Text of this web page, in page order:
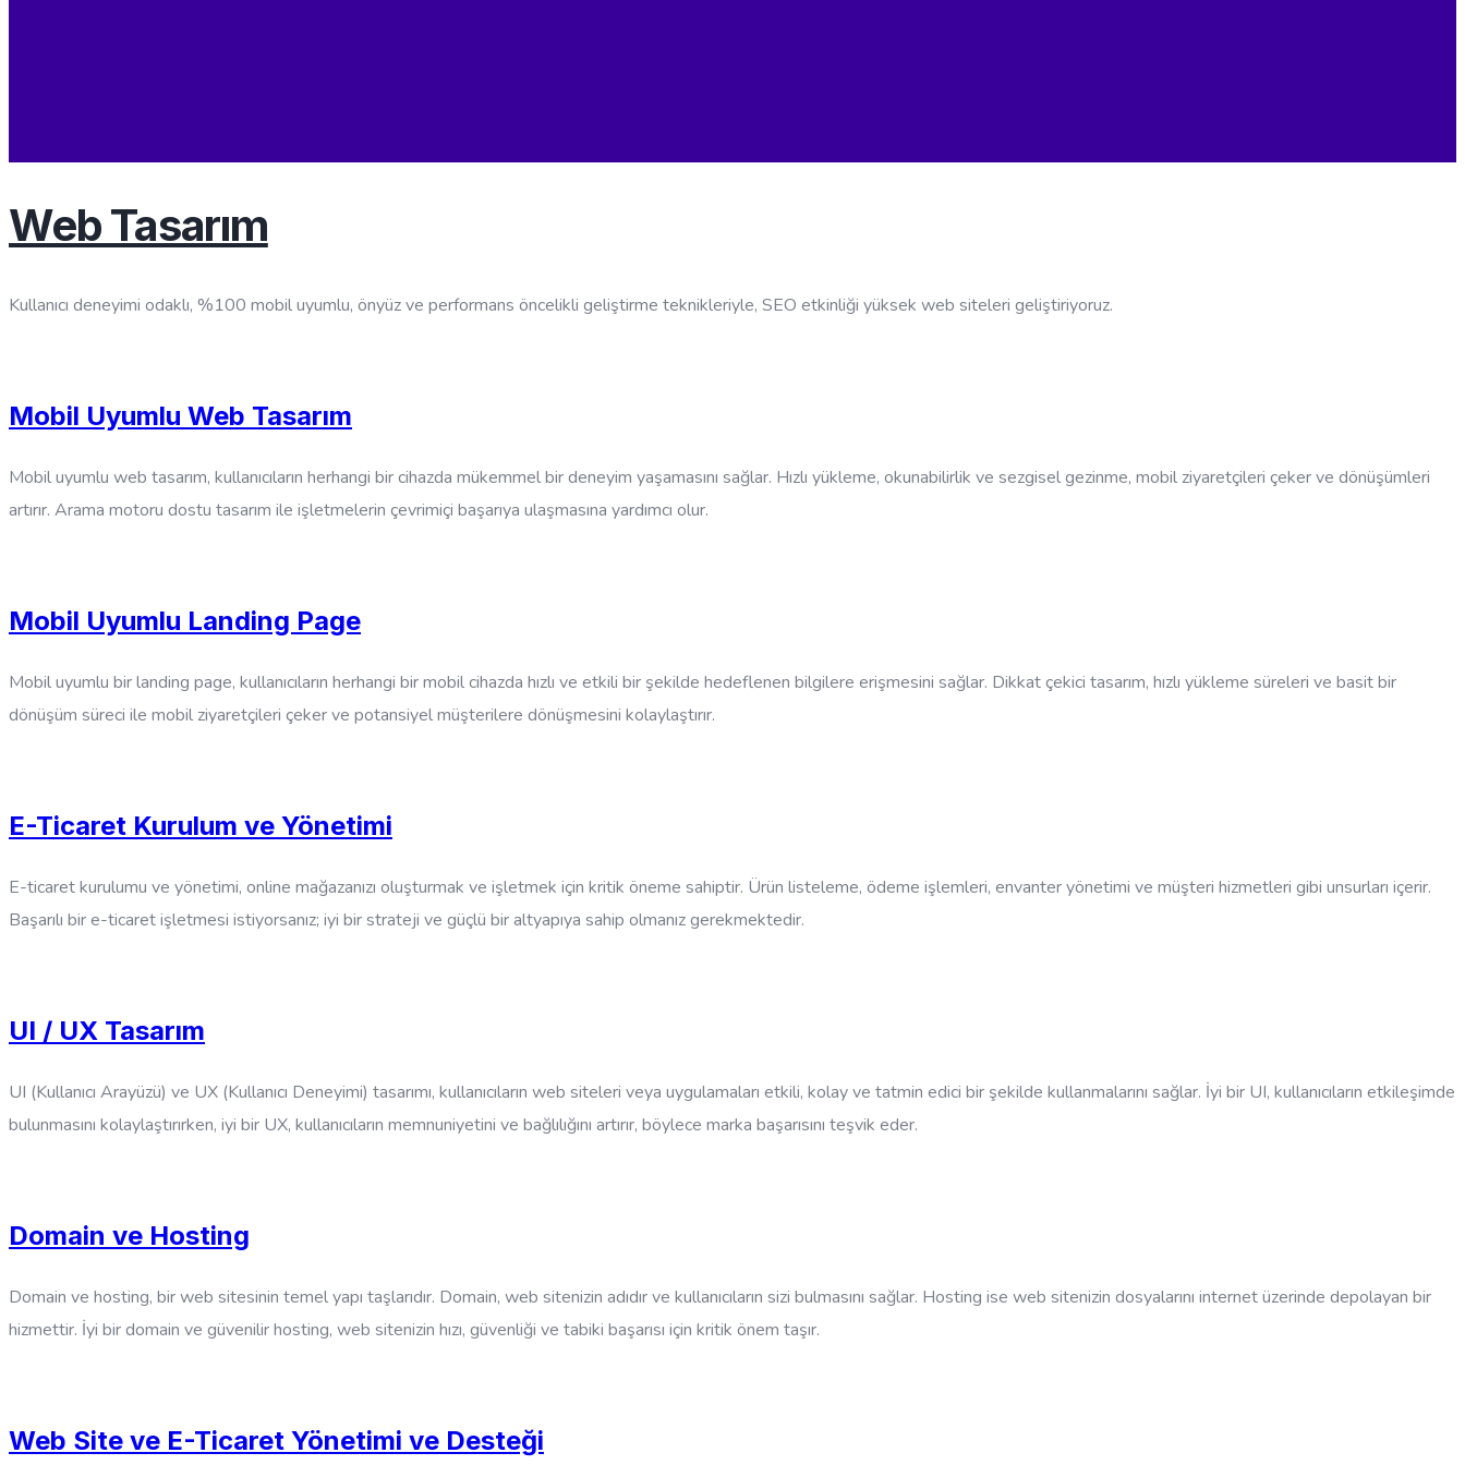
Web Tasarım
Kullanıcı deneyimi odaklı, %100 mobil uyumlu, önyüz ve performans öncelikli geliştirme teknikleriyle, SEO etkinliği yüksek web siteleri geliştiriyoruz.
Mobil Uyumlu Web Tasarım
Mobil uyumlu web tasarım, kullanıcıların herhangi bir cihazda mükemmel bir deneyim yaşamasını sağlar. Hızlı yükleme, okunabilirlik ve sezgisel gezinme, mobil ziyaretçileri çeker ve dönüşümleri
artırır. Arama motoru dostu tasarım ile işletmelerin çevrimiçi başarıya ulaşmasına yardımcı olur.
Mobil Uyumlu Landing Page
Mobil uyumlu bir landing page, kullanıcıların herhangi bir mobil cihazda hızlı ve etkili bir şekilde hedeflenen bilgilere erişmesini sağlar. Dikkat çekici tasarım, hızlı yükleme süreleri ve basit bir
dönüşüm süreci ile mobil ziyaretçileri çeker ve potansiyel müşterilere dönüşmesini kolaylaştırır.
E-Ticaret Kurulum ve Yönetimi
E-ticaret kurulumu ve yönetimi, online mağazanızı oluşturmak ve işletmek için kritik öneme sahiptir. Ürün listeleme, ödeme işlemleri, envanter yönetimi ve müşteri hizmetleri gibi unsurları içerir.
Başarılı bir e-ticaret işletmesi istiyorsanız; iyi bir strateji ve güçlü bir altyapıya sahip olmanız gerekmektedir.
UI / UX Tasarım
UI (Kullanıcı Arayüzü) ve UX (Kullanıcı Deneyimi) tasarımı, kullanıcıların web siteleri veya uygulamaları etkili, kolay ve tatmin edici bir şekilde kullanmalarını sağlar. İyi bir UI, kullanıcıların etkileşimde
bulunmasını kolaylaştırırken, iyi bir UX, kullanıcıların memnuniyetini ve bağlılığını artırır, böylece marka başarısını teşvik eder.
Domain ve Hosting
Domain ve hosting, bir web sitesinin temel yapı taşlarıdır. Domain, web sitenizin adıdır ve kullanıcıların sizi bulmasını sağlar. Hosting ise web sitenizin dosyalarını internet üzerinde depolayan bir
hizmettir. İyi bir domain ve güvenilir hosting, web sitenizin hızı, güvenliği ve tabiki başarısı için kritik önem taşır.
Web Site ve E-Ticaret Yönetimi ve Desteği